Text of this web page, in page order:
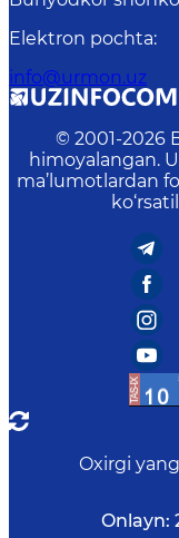
Elektron pochta:
info@urmon.uz
© 2001-2026
himoyalangan.
ma’lumotlardan
Oxirgi
Onlayn: